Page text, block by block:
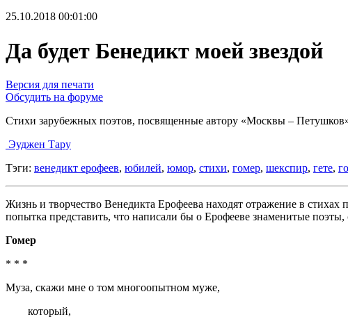
25.10.2018 00:01:00
Да будет Бенедикт моей звездой
Версия для печати
Обсудить на форуме
Стихи зарубежных поэтов, посвященные автору «Москвы –
Эуджен Тару
Тэги: венедикт ерофеев, юбилей, юмор, стихи, гомер, шекспир, гете,
Жизнь и творчество Венедикта Ерофеева находят отражение в
попытка представить, что написали бы о Ерофееве знаменитые
Гомер
* * *
Муза, скажи мне о том многоопытном муже,
который,